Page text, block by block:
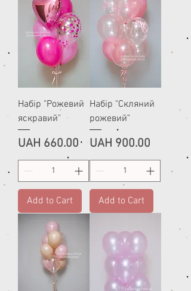
Набір "Рожевий
яскравий"
Price
UAH 660.00
Add to Cart
Набір "Скляний
рожевий"
Price
UAH 900.00
Add to Cart